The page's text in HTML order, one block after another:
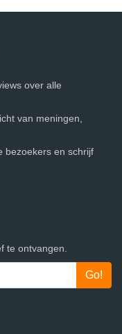
over alle
van meningen,
bezoekers en schrijf
te ontvangen.